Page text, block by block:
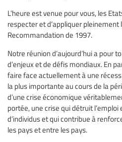
L’heure est venue pour vous, les
respecter et d’appliquer pleinement
Recommandation de 1997.
Notre réunion d’aujourd’hui a pour
d’enjeux et de défis mondiaux. En
faire face actuellement à une
la plus importante au cours de la
d’une crise économique
portée, une crise qui détruit
d’individus et qui contribue à
les pays et entre les pays.